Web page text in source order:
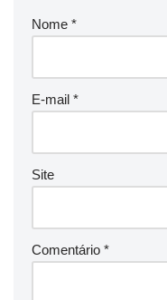
Nome *
E-mail *
Site
Comentário *